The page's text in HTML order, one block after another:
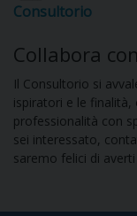
Consultorio
Collabora
Il Consultorio si
ispiratori e le
professionalità con
sei interessato,
saremo felici di